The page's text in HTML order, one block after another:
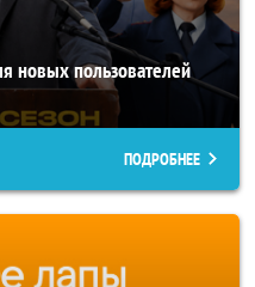
новых пользователей
ПОДРОБНЕЕ